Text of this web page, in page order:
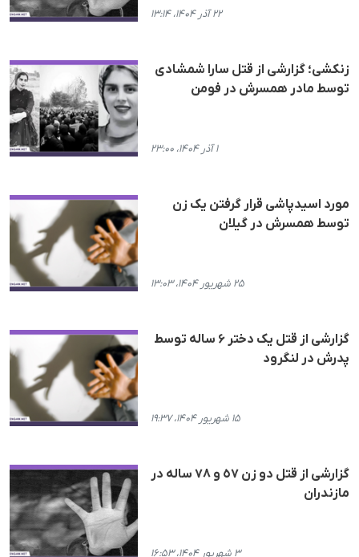
۲۲ آذر ۱۴۰۴، ۱۳:۱۴
زنکشی؛ گزارشی از قتل سارا شمشادی
توسط مادر همسرش در فومن
۱ آذر ۱۴۰۴، ۲۳:۰۰
مورد اسیدپاشی قرار گرفتن یک زن
توسط همسرش در گیلان
۲۵ شهریور ۱۴۰۴، ۱۳:۰۳
گزارشی از قتل یک دختر ۶ ساله توسط
پدرش در لنگرود
۱۵ شهریور ۱۴۰۴، ۱۹:۳۷
گزارشی از قتل دو زن ٥٧ و ۷۸ سالە در
مازندران
۳ شهریور ۱۴۰۴، ۱۶:۵۳